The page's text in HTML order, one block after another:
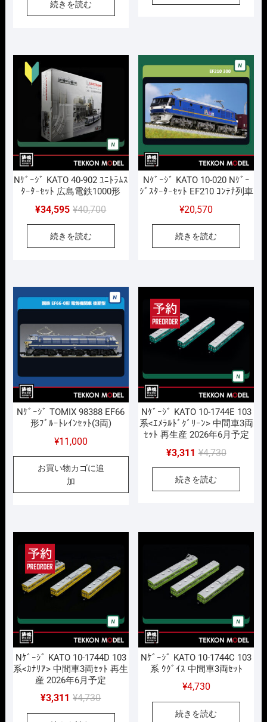
格
価
続きを読む
格
し
た。
価
で
す。
Nｹﾞｰｼﾞ KATO 40-902 ﾕﾆﾄﾗﾑｽ
ﾀｰﾀｰｾｯﾄ 広島電鉄1000形
¥40,700元
の
格
で
し
た。
¥34,595
現
在
価
¥34,595
で
す。
続きを読む
Nｹﾞｰｼﾞ KATO 10-020 Nｹﾞｰ
ｼﾞｽﾀｰﾀｰｾｯﾄ EF210 ｺﾝﾃﾅ列車
¥20,570
続きを読む
Nｹﾞｰｼﾞ TOMIX 98388 EF66
形ﾌﾞﾙｰﾄﾚｲﾝｾｯﾄ(3両)
¥11,000
お買い物カゴに追
加
Nｹﾞｰｼﾞ KATO 10-1744E 103
系<ｴﾒﾗﾙﾄﾞｸﾞﾘｰﾝ> 中間車3両
ｾｯﾄ 再生産 2026年6月予定
¥4,730元
の
格
た。
¥3,311
現
在
価
す。
続きを読む
Nｹﾞｰｼﾞ KATO 10-1744D 103
系<ｶﾅﾘｱ> 中間車3両ｾｯﾄ 再生
産 2026年6月予定
¥4,730元
の
¥3,311
現
在
Nｹﾞｰｼﾞ KATO 10-1744C 103
系 ｳｸﾞｲｽ 中間車3両ｾｯﾄ
¥4,730
続きを読む